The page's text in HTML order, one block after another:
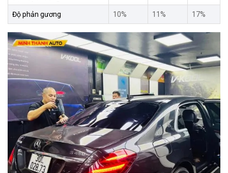
Độ phản gương 10% 11% 17%